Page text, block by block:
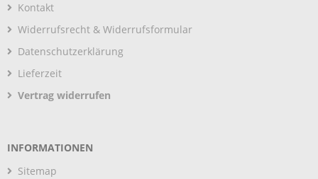
Kontakt
Widerrufsrecht & Widerrufsformular
Datenschutzerklärung
Lieferzeit
Vertrag widerrufen
INFORMATIONEN
Sitemap